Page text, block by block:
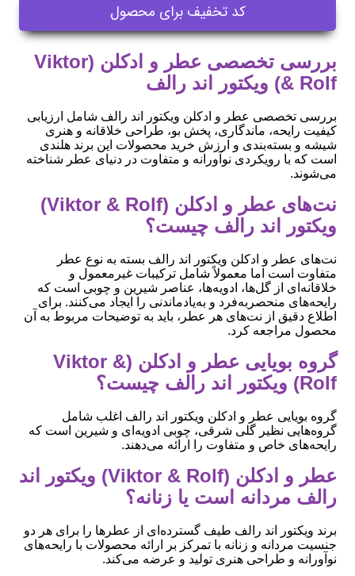
کد تخفیف برای محصول
بررسی تخصصی عطر و ادکلن (Viktor
& Rolf) ویکتور اند رالف
بررسی تخصصی عطر و ادکلن ویکتور اند رالف شامل ارزیابی
کیفیت رایحه، ماندگاری، پخش بو، طراحی خلاقانه و هنری
شیشه و بسته‌بندی و ارزش خرید محصولات این برند هلندی
است که با رویکردی نوآورانه و متفاوت در دنیای عطر شناخته
می‌شوند.
نت‌های عطر و ادکلن (Viktor & Rolf)
ویکتور اند رالف چیست؟
نت‌های عطر و ادکلن ویکتور اند رالف بسته به نوع عطر
متفاوت است اما معمولاً شامل ترکیبات غیرمعمول و
خلاقانه‌ای از گل‌ها، ادویه‌ها، عناصر شیرین و چوبی است که
رایحه‌های منحصربه‌فرد و به‌یادماندنی را ایجاد می‌کنند. برای
اطلاع دقیق از نت‌های هر عطر، باید به توضیحات مربوط به آن
محصول مراجعه کرد.
گروه بویایی عطر و ادکلن (Viktor &
Rolf) ویکتور اند رالف چیست؟
گروه بویایی عطر و ادکلن ویکتور اند رالف اغلب شامل
گروه‌هایی نظیر گلی شرقی، چوبی ادویه‌ای و شیرین است که
رایحه‌های خاص و متفاوت را ارائه می‌دهند.
عطر و ادکلن (Viktor & Rolf) ویکتور اند
رالف مردانه است یا زنانه؟
برند ویکتور اند رالف طیف گسترده‌ای از عطرها را برای هر دو
جنسیت مردانه و زنانه با تمرکز بر ارائه محصولات با رایحه‌های
نوآورانه و طراحی هنری تولید و عرضه می‌کند.